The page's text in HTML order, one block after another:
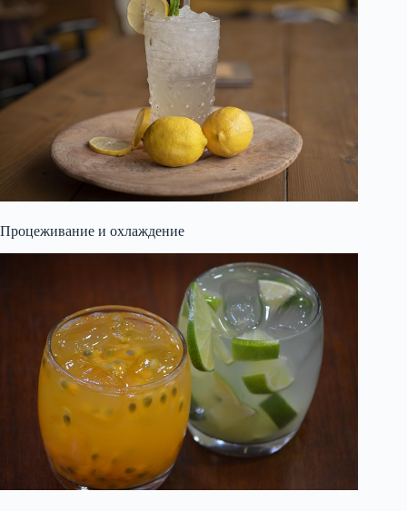
Процеживание и охлаждение